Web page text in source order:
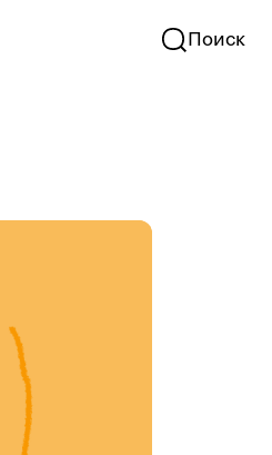
Поиск